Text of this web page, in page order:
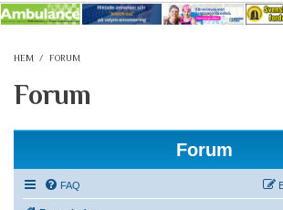
HEM / FORUM
Forum